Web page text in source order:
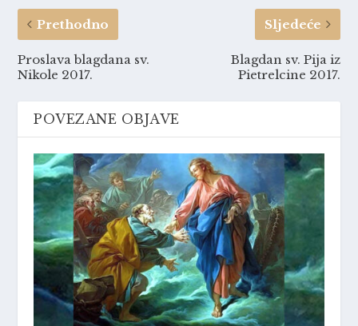
Prethodno
Proslava blagdana sv.
Nikole 2017.
Sljedeće
Blagdan sv. Pija iz
Pietrelcine 2017.
POVEZANE OBJAVE